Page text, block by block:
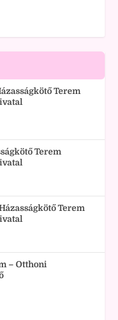
Terem
Terem
Terem
– Otthoni